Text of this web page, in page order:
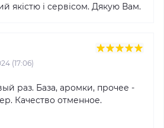
якістю і сервісом. Дякую Вам.
(17:06)
раз. База, аромки, прочее -
Качество отменное.